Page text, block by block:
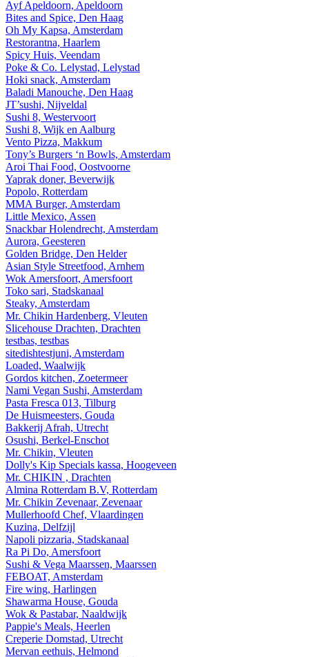
Ayf Apeldoorn, Apeldoorn
Bites and Spice, Den Haag
Oh My Kapsa, Amsterdam
Restorantna, Haarlem
Spicy Huis, Veendam
Poke & Co. Lelystad, Lelystad
Hoki snack, Amsterdam
Baladi Manouche, Den Haag
JT’sushi, Nijveldal
Sushi 8, Westervoort
Sushi 8, Wijk en Aalburg
Vento Pizza, Makkum
Tony’s Burgers ‘n Bowls, Amsterdam
Aroi Thai Food, Oostvoorne
Yaprak doner, Beverwijk
Popolo, Rotterdam
MMA Burger, Amsterdam
Little Mexico, Assen
Snackbar Holendrecht, Amsterdam
Aurora, Geesteren
Golden Bridge, Den Helder
Asian Style Streetfood, Arnhem
Wok Amersfoort, Amersfoort
Toko sari, Stadskanaal
Steaky, Amsterdam
Mr. Chikin Hardenberg, Vleuten
Slicehouse Drachten, Drachten
testbas, testbas
sitedishtestjuni, Amsterdam
Loaded, Waalwijk
Gordos kitchen, Zoetermeer
Nami Vegan Sushi, Amsterdam
Pasta Fresca 013, Tilburg
De Huismeesters, Gouda
Bakkerij Afrah, Utrecht
Osushi, Berkel-Enschot
Mr. Chikin, Vleuten
Dolly's Kip Specials kassa, Hoogeveen
Mr. CHIKIN , Drachten
Almina Rotterdam B.V, Rotterdam
Mr. Chikin Zevenaar, Zevenaar
Mullerhoofd Chef, Vlaardingen
Kuzina, Delfzijl
Napoli pizzaria, Stadskanaal
Ra Pi Do, Amersfoort
Sushi & Vega Maarssen, Maarssen
FEBOAT, Amsterdam
Fire wing, Harlingen
Shawarma House, Gouda
Wok & Pastabar, Naaldwijk
Pappie's Meals, Heerlen
Creperie Domstad, Utrecht
Mervan eethuis, Helmond